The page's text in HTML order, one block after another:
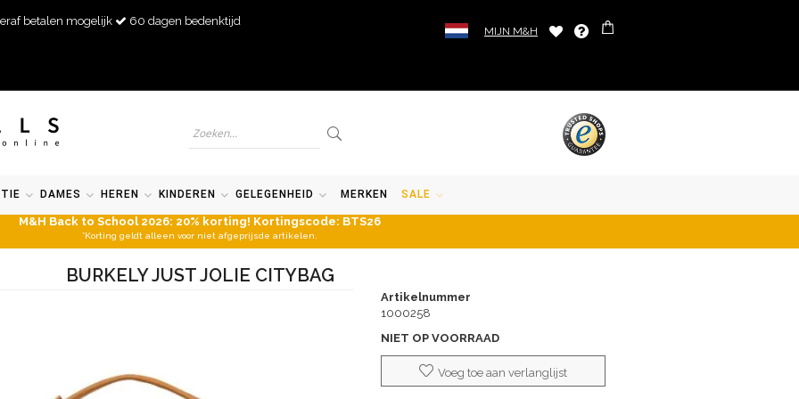
betalen mogelijk 60 dagen bedenktijd
MIJN M&H
DAMES HEREN KINDEREN GELEGENHEID MERKEN SALE
M&H Back to School 2026: 20% korting! Kortingscode: BTS26
*Korting geldt alleen voor niet afgeprijsde artikelen.
BURKELY JUST JOLIE CITYBAG
Artikelnummer
1000258
NIET OP VOORRAAD
Voeg toe aan verlanglijst